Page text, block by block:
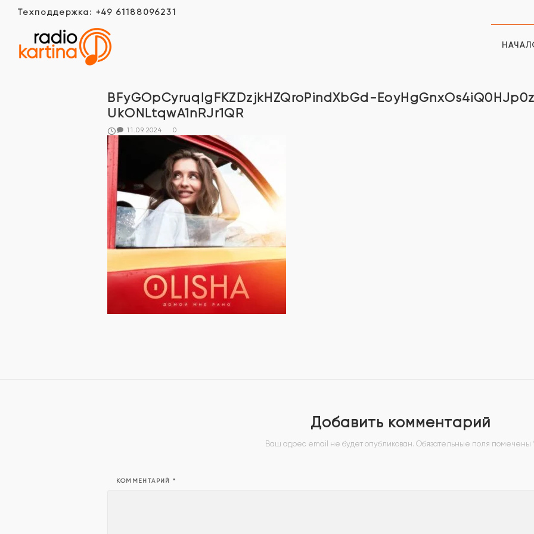
Техподдержка: +49 61188096231
BFyGOpCyruqIgFKZDzjkHZQroPindXbGd-
UkONLtqwA1nRJr1QR
11.09.2024 0
Добавить комментарий
Ваш адрес email не будет опубликован. Обязательные поля помечены
КОММЕНТАРИЙ*